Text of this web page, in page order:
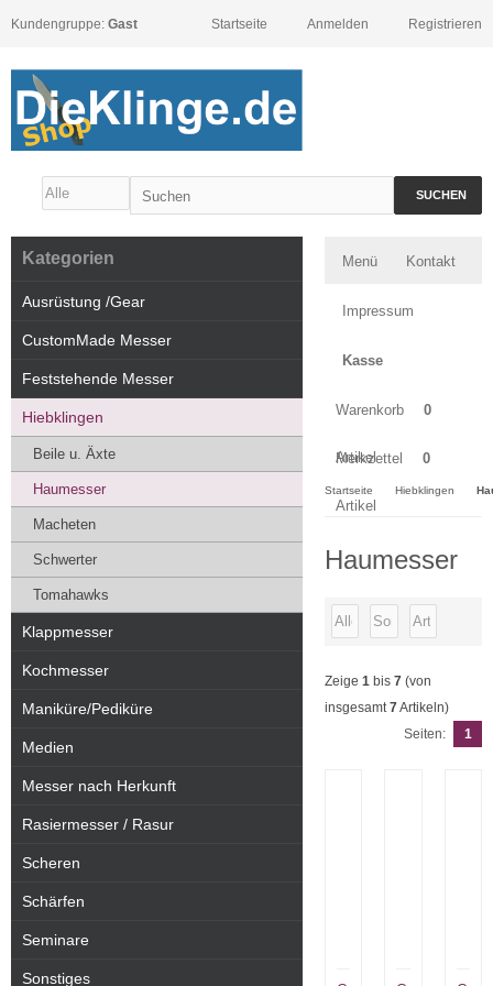
Kundengruppe: Gast Registrieren
Anmelden
Startseite
SUCHEN
Menü Kontakt
Impressum
Kasse
Warenkorb 0
Artikel
Merkzettel 0
Artikel
Startseite Hiebklingen
Haumesser
Zeige 1 bis 7 (von
insgesamt7Artikeln)
Seiten:
1
Kategorien
Ausrüstung /Gear
CustomMade Messer
Feststehende Messer
Hiebklingen
Beile u. Äxte
Haumesser
Macheten
Schwerter
Tomahawks
Klappmesser
Kochmesser
Maniküre/Pediküre
Medien
Messer nach Herkunft
Rasiermesser / Rasur
Scheren
Schärfen
Seminare
Sonstiges